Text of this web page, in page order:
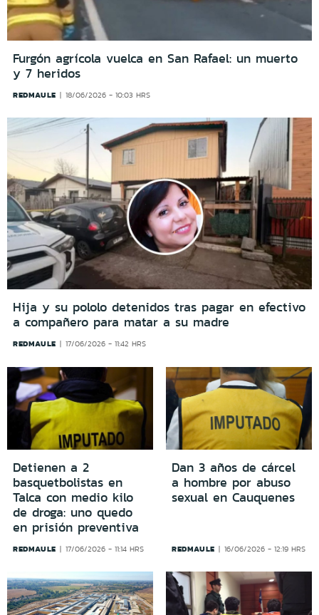
Furgón agrícola vuelca en San Rafael: un muerto
y 7 heridos
REDMAULE 18/06/2026 - 10:03 HRS
Hija y su pololo detenidos tras pagar en efectivo
a compañero para matar a su madre
REDMAULE 17/06/2026 - 11:42 HRS
Detienen a 2
basquetbolistas en
Talca con medio kilo
de droga: uno quedo
en prisión preventiva
REDMAULE 17/06/2026 - 11:14 HRS
Dan 3 años de cárcel
a hombre por abuso
sexual en Cauquenes
REDMAULE 16/06/2026 - 12:19 HRS